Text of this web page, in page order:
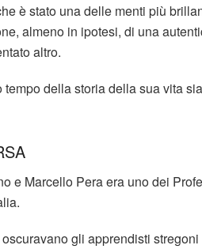
è stato una delle menti più
almeno in ipotesi, di una
altro.
tempo della storia della sua vita
e Marcello Pera era uno dei
gli apprendisti